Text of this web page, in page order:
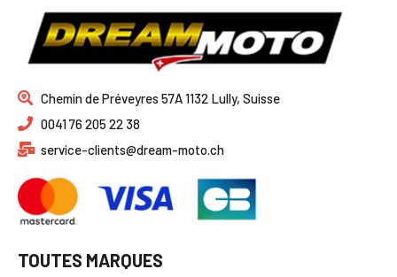
Chemin de Préveyres 57A 1132 Lully, Suisse
0041 76 205 22 38
service-clients@dream-moto.ch